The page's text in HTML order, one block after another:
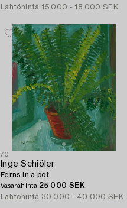
Lähtöhinta 15 000 - 18 000 SEK
70
Inge Schiöler
Ferns in a pot.
Vasarahinta 25 000 SEK
Lähtöhinta 30 000 - 40 000 SEK